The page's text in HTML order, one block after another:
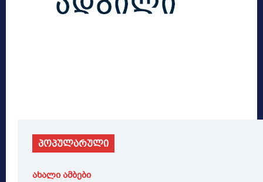
პოპულარული
ახალი ამბები